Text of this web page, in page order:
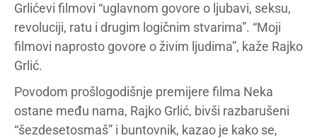
Grlićevi filmovi “uglavnom govore o ljubavi, seksu,
revoluciji, ratu i drugim logičnim stvarima”. “Moji
filmovi naprosto govore o živim ljudima”, kaže Rajko
Grlić.
Povodom prošlogodišnje premijere filma Neka
ostane među nama, Rajko Grlić, bivši razbarušeni
“šezdesetosmaš” i buntovnik, kazao je kako se,